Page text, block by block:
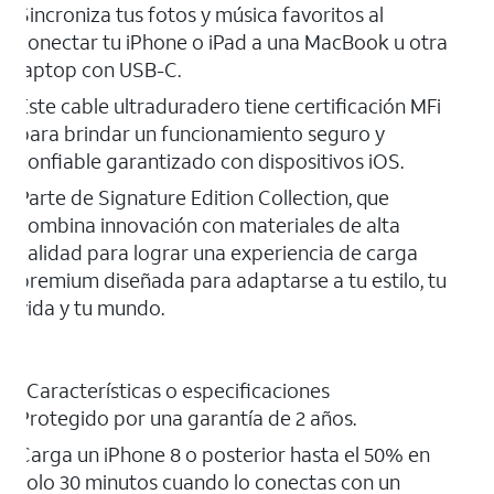
Sincroniza tus fotos y música favoritos al
conectar tu iPhone o iPad a una MacBook u otra
laptop con USB-C.
Este cable ultraduradero tiene certificación MFi
para brindar un funcionamiento seguro y
confiable garantizado con dispositivos iOS.
Parte de Signature Edition Collection, que
combina innovación con materiales de alta
calidad para lograr una experiencia de carga
premium diseñada para adaptarse a tu estilo, tu
vida y tu mundo.
Características o especificaciones
Protegido por una garantía de 2 años.
Carga un iPhone 8 o posterior hasta el 50% en
solo 30 minutos cuando lo conectas con un